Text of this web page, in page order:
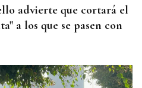
advierte que cortará el
a los que se pasen con